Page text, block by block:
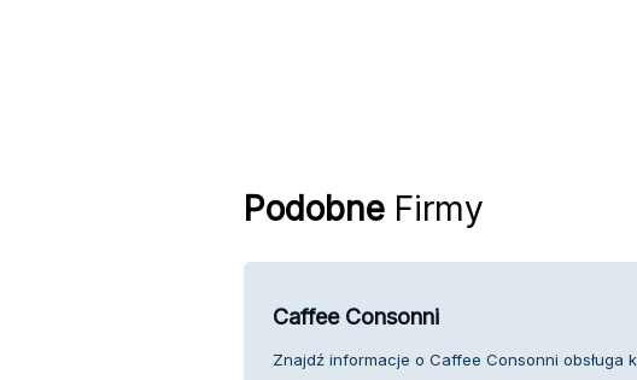
PodobneFirmy
Caffee Consonni
Znajdź informacje o Caffee Consonni obsługa